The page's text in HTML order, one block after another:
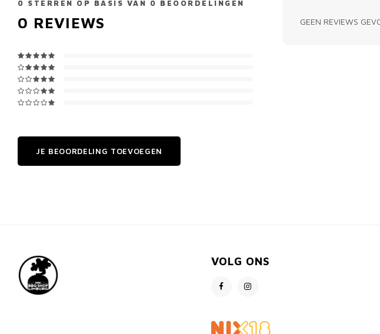
0 STERREN OP BASIS VAN 0 BEOORDELINGEN
0 REVIEWS
JE BEOORDELING TOEVOEGEN
GEEN REVIEWS
VOLG ONS